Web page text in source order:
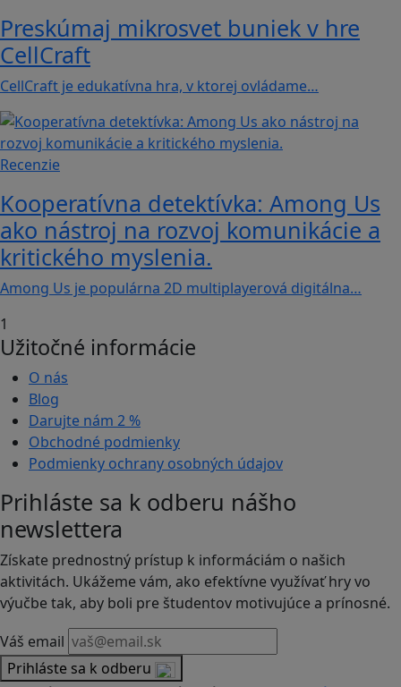
Preskúmaj mikrosvet buniek v hre
CellCraft
CellCraft je edukatívna hra, v ktorej ovládame…
Recenzie
Kooperatívna detektívka: Among Us
ako nástroj na rozvoj komunikácie a
kritického myslenia.
Among Us je populárna 2D multiplayerová digitálna…
1
Užitočné informácie
O nás
Blog
Darujte nám 2 %
Obchodné podmienky
Podmienky ochrany osobných údajov
Prihláste sa k odberu nášho
newslettera
Získate prednostný prístup k informáciám o našich
aktivitách. Ukážeme vám, ako efektívne využívať hry vo
výučbe tak, aby boli pre študentov motivujúce a prínosné.
Váš email
Prihláste sa k odberu